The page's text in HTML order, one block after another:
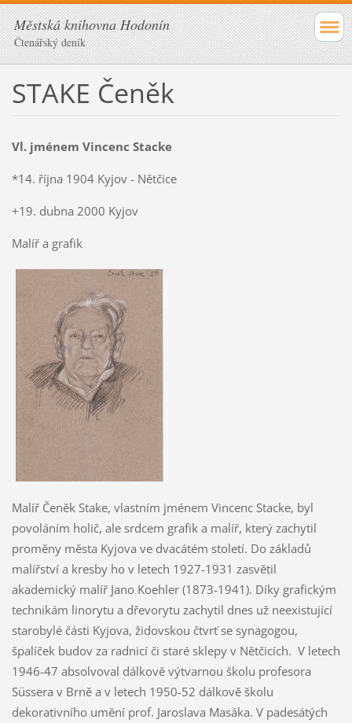
Městská knihovna Hodonín
Čtenářský deník
STAKE Čeněk
Vl. jménem Vincenc Stacke
*14. října 1904 Kyjov - Nětčice
+19. dubna 2000 Kyjov
Malíř a grafik
Malíř Čeněk Stake, vlastním jménem Vincenc Stacke, byl
povoláním holič, ale srdcem grafik a malíř, který zachytil
proměny města Kyjova ve dvacátém století. Do základů
malířství a kresby ho v letech 1927-1931 zasvětil
akademický malíř Jano Koehler (1873-1941). Díky grafickým
technikám linorytu a dřevorytu zachytil dnes už neexistující
starobylé části Kyjova, židovskou čtvrť se synagogou,
špalíček budov za radnicí či staré sklepy v Nětčicích. V letech
1946-47 absolvoval dálkově výtvarnou školu profesora
Süssera v Brně a v letech 1950-52 dálkově školu
dekorativního umění prof. Jaroslava Masáka. V padesátých